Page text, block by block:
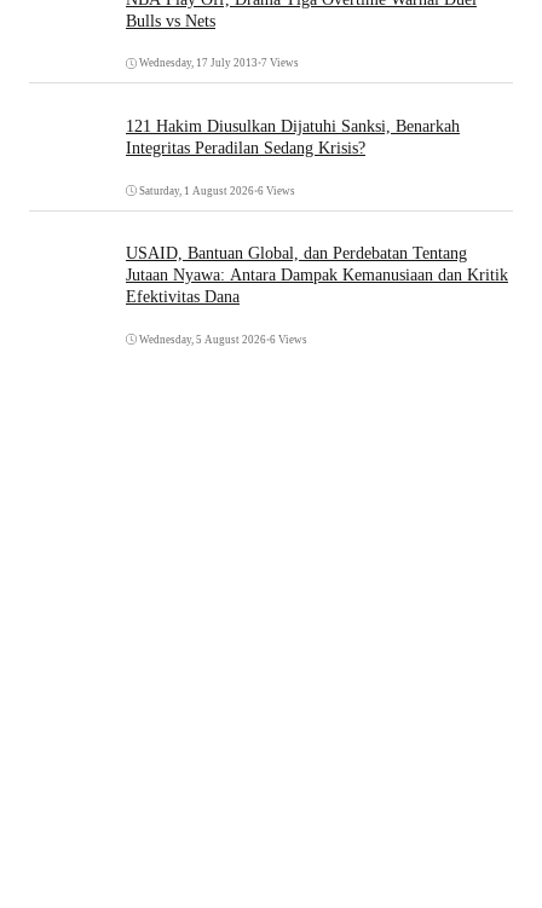
Bulls vs Nets
Wednesday, 17 July 2013 •7 Views
121 Hakim Diusulkan Dijatuhi Sanksi, Benarkah
Integritas Peradilan Sedang Krisis?
Saturday, 1 August 2026•6 Views
USAID, Bantuan Global, dan Perdebatan Tentang
Jutaan Nyawa: Antara Dampak Kemanusiaan dan Kritik
Efektivitas Dana
Wednesday, 5 August 2026•6 Views